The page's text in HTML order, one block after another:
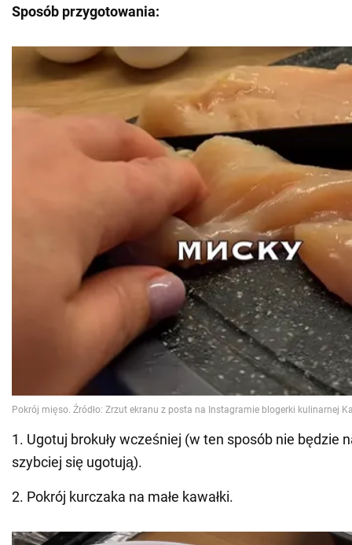
Sposób przygotowania:
1. Ugotuj brokuły wcześniej (w ten sposób nie będzie
szybciej się ugotują).
2. Pokrój kurczaka na małe kawałki.